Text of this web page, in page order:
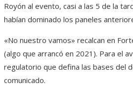
Royón al evento, casi a las 5 de la
habían dominado los paneles
«No nuestro vamos» recalcan en
(algo que arrancó en 2021). Para el
regulatorio que defina las bases del
comunicado.